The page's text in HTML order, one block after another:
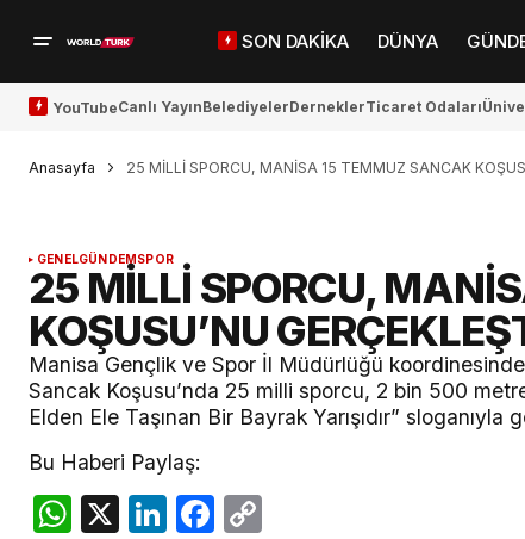
SON DAKİKA DÜNYA
YouTubeCanlı YayınBelediyelerDerneklerTicaret Odaları
Anasayfa 25 MİLLİ SPORCU, MANİSA 15 TEMMUZ SANCAK
GENELGÜNDEMSPOR
25 MİLLİ SPORCU,
KOŞUSU’NU
Manisa Gençlik ve Spor İl Müdürlüğü
Sancak Koşusu’nda 25 milli sporcu, 2 bin 500
Elden Ele Taşınan Bir Bayrak Yarışıdır” sloganıyla
Bu Haberi Paylaş:
WhatsApp
X LinkedIn
Facebook